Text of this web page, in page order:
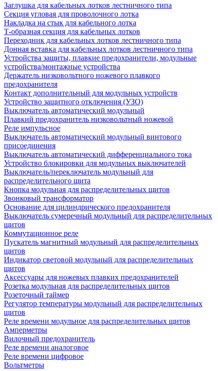
Заглушка для кабельных лотков лестничного типа
Секция угловая для проволочного лотка
Накладка на стык для кабельного лотка
Т-образная секция для кабельных лотков
Переходник для кабельных лотков лестничного типа
Донная вставка для кабельных лотков лестничного типа
Устройства защиты, плавкие предохранители, модульные
устройства/монтажные устройства
Держатель низковольтного ножевого плавкого
предохранителя
Контакт дополнительный для модульных устройств
Устройство защитного отключения (УЗО)
Выключатель автоматический модульный
Плавкий предохранитель низковольтный ножевой
Реле импульсное
Выключатель автоматический модульный винтового
присоединения
Выключатель автоматический дифференциального тока
Устройство блокировки для модульных выключателей
Выключатель/переключатель модульный для
распределительного щита
Кнопка модульная для распределительных щитов
Звонковый трансформатор
Основание для цилиндрического предохранителя
Выключатель сумеречный модульный для распределительных
щитов
Коммутационное реле
Пускатель магнитный модульный для распределительных
щитов
Индикатор световой модульный для распределительных
щитов
Аксессуары для ножевых плавких предохранителей
Розетка модульная для распределительных щитов
Розеточный таймер
Регулятор температуры модульный для распределительных
щитов
Реле времени модульное для распределительных щитов
Амперметры
Вилочный предохранитель
Реле времени аналоговое
Реле времени цифровое
Вольтметры